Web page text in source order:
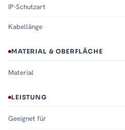
IP-Schutzart
Kabellänge
MATERIAL & OBERFLÄCHE
Material
LEISTUNG
Geeignet für